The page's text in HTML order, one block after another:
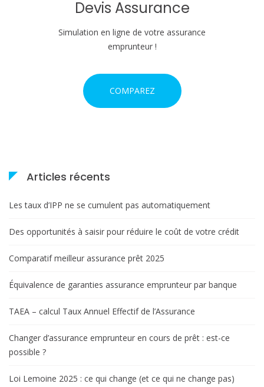
e
Devis Assurance
Simulation en ligne de votre assurance
emprunteur !
COMPAREZ
Articles récents
Les taux d’IPP ne se cumulent pas automatiquement
Des opportunités à saisir pour réduire le coût de votre crédit
Comparatif meilleur assurance prêt 2025
Équivalence de garanties assurance emprunteur par banque
TAEA – calcul Taux Annuel Effectif de l’Assurance
Changer d’assurance emprunteur en cours de prêt : est-ce
possible ?
Loi Lemoine 2025 : ce qui change (et ce qui ne change pas)